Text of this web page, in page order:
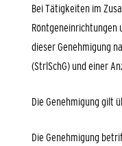
Bei Tätigkeiten im
Röntgeneinrichtungen
dieser Genehmigung
(StrlSchG) und einer
Die Genehmigung gilt
Die Genehmigung